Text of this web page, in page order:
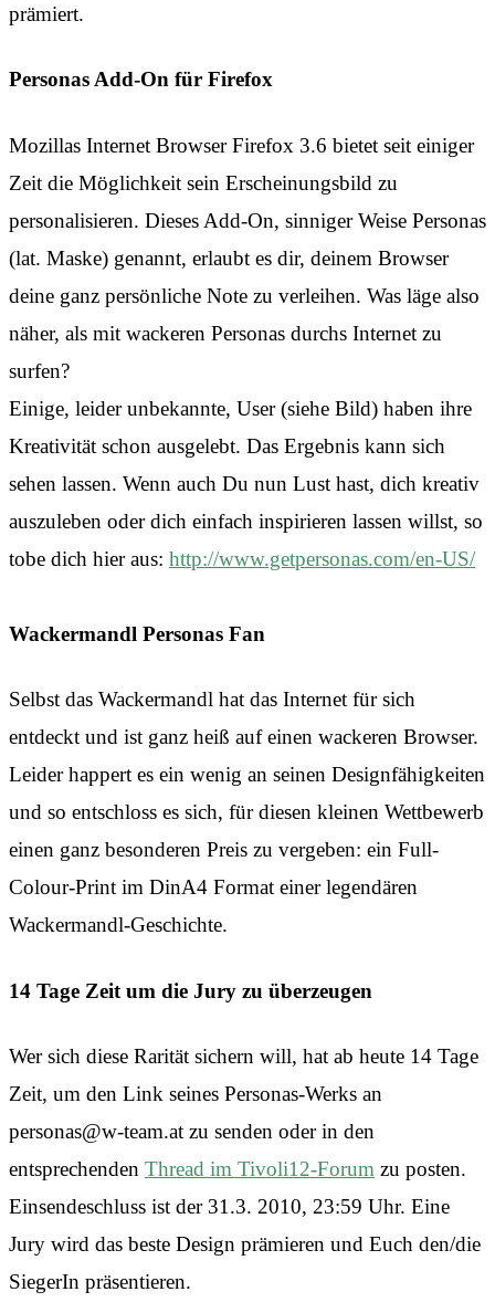
prämiert.
Personas Add-On für Firefox
Mozillas Internet Browser Firefox 3.6 bietet seit einiger
Zeit die Möglichkeit sein Erscheinungsbild zu
personalisieren. Dieses Add-On, sinniger Weise Personas
(lat. Maske) genannt, erlaubt es dir, deinem Browser
deine ganz persönliche Note zu verleihen. Was läge also
näher, als mit wackeren Personas durchs Internet zu
surfen?
Einige, leider unbekannte, User (siehe Bild) haben ihre
Kreativität schon ausgelebt. Das Ergebnis kann sich
sehen lassen. Wenn auch Du nun Lust hast, dich kreativ
auszuleben oder dich einfach inspirieren lassen willst, so
tobe dich hier aus: http://www.getpersonas.com/en-US/
Wackermandl Personas Fan
Selbst das Wackermandl hat das Internet für sich
entdeckt und ist ganz heiß auf einen wackeren Browser.
Leider happert es ein wenig an seinen Designfähigkeiten
und so entschloss es sich, für diesen kleinen Wettbewerb
einen ganz besonderen Preis zu vergeben: ein Full-
Colour-Print im DinA4 Format einer legendären
Wackermandl-Geschichte.
14 Tage Zeit um die Jury zu überzeugen
Wer sich diese Rarität sichern will, hat ab heute 14 Tage
Zeit, um den Link seines Personas-Werks an
personas@w-team.at zu senden oder in den
entsprechenden Thread im Tivoli12-Forum zu posten.
Einsendeschluss ist der 31.3. 2010, 23:59 Uhr. Eine
Jury wird das beste Design prämieren und Euch den/die
SiegerIn präsentieren.